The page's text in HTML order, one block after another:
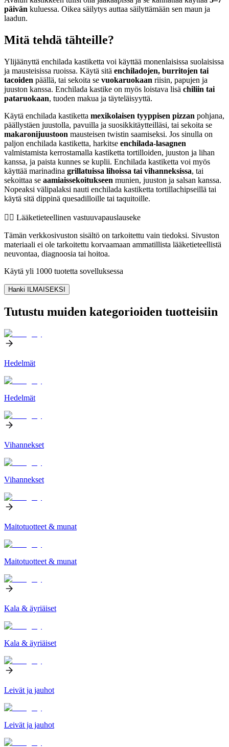
päivän kuluessa. Oikea säilytys auttaa säilyttämään sen maun ja
laadun.
Mitä tehdä tähteille?
Ylijäänyttä enchilada kastiketta voi käyttää monenlaisissa suolaisissa
ja mausteisissa ruoissa. Käytä sitä enchiladojen, burritojen tai
tacoiden päällä, tai sekoita se vuokaruokaan riisin, papujen ja
juuston kanssa. Enchilada kastike on myös loistava lisä chiliin tai
pataruokaan, tuoden makua ja täyteläisyyttä.
Käytä enchilada kastiketta mexikolaisen tyyppisen pizzan pohjana,
päällystäen juustolla, pavuilla ja suosikkitäytteilläsi, tai sekoita se
makaronijuustoon mausteisen twistin saamiseksi. Jos sinulla on
paljon enchilada kastiketta, harkitse enchilada-lasagnen
valmistamista kerrostamalla kastiketta tortilloiden, juuston ja lihan
kanssa, ja paista kunnes se kuplii. Enchilada kastiketta voi myös
käyttää marinadina grillatuissa lihoissa tai vihanneksissa, tai
sekoittaa se aamiaissekoitukseen munien, juuston ja salsan kanssa.
Nopeaksi välipalaksi nauti enchilada kastiketta tortillachipseillä tai
käytä sitä dippinä quesadilloille tai taquitoille.
👨‍⚕️️ Lääketieteellinen vastuuvapauslauseke
Tämän verkkosivuston sisältö on tarkoitettu vain tiedoksi. Sivuston
materiaali ei ole tarkoitettu korvaamaan ammatillista lääketieteellistä
neuvontaa, diagnoosia tai hoitoa.
Käytä yli 1000 tuotetta sovelluksessa
Hanki ILMAISEKSI
Tutustu muiden kategorioiden tuotteisiin
Hedelmät
Hedelmät
Vihannekset
Vihannekset
Maitotuotteet & munat
Maitotuotteet & munat
Kala & äyriäiset
Kala & äyriäiset
Leivät ja jauhot
Leivät ja jauhot